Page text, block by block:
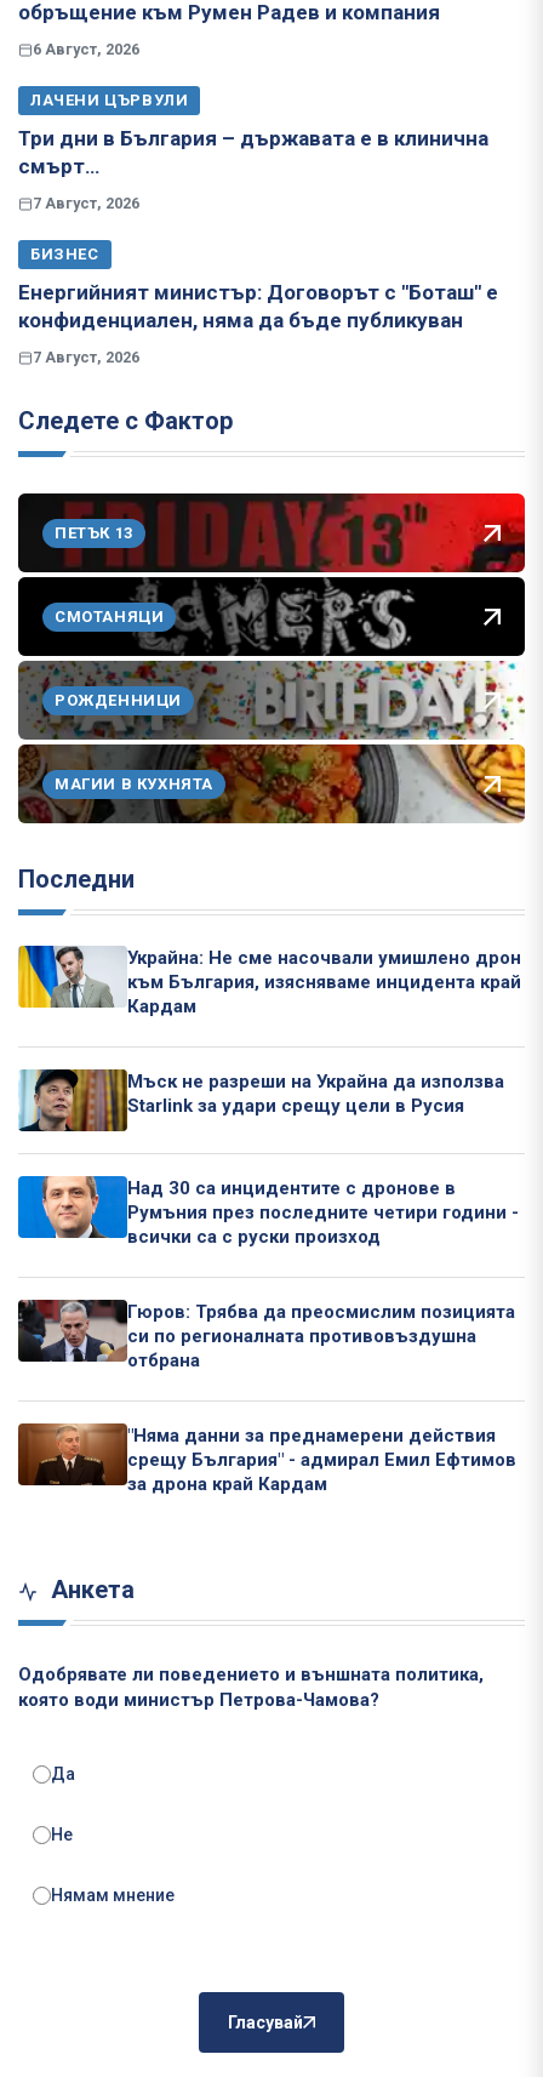
обръщение към Румен Радев и компания
6 Август, 2026
ЛАЧЕНИ ЦЪРВУЛИ
Три дни в България – държавата е в клинична
смърт…
7 Август, 2026
БИЗНЕС
Енергийният министър: Договорът с "Боташ" е
конфиденциален, няма да бъде публикуван
7 Август, 2026
Следете с Фактор
ПЕТЪК 13
СМОТАНЯЦИ
РОЖДЕННИЦИ
МАГИИ В КУХНЯТА
Последни
Украйна: Не сме насочвали умишлено дрон
към България, изясняваме инцидента край
Кардам
Мъск не разреши на Украйна да използва
Starlink за удари срещу цели в Русия
Над 30 са инцидентите с дронове в
Румъния през последните четири години -
всички са с руски произход
Гюров: Трябва да преосмислим позицията
си по регионалната противовъздушна
отбрана
"Няма данни за преднамерени действия
срещу България" - адмирал Емил Ефтимов
за дрона край Кардам
Анкета
Одобрявате ли поведението и външната политика,
която води министър Петрова-Чамова?
Да
Не
Нямам мнение
Гласувай